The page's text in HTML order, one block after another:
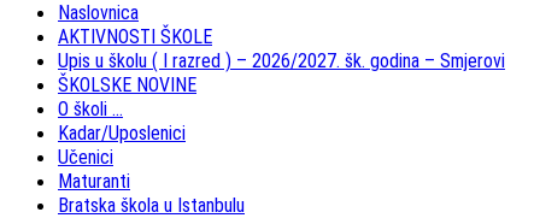
Naslovnica
AKTIVNOSTI ŠKOLE
Upis u školu ( I razred ) – 2026/2027. šk. godina – Smjerovi
ŠKOLSKE NOVINE
O školi …
Kadar/Uposlenici
Učenici
Maturanti
Bratska škola u Istanbulu